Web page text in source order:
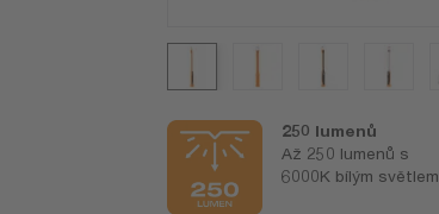
250 lumenů
Až 250 lumenů s
6000K bílým světlem